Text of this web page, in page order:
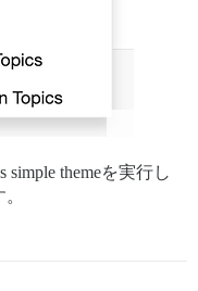
simple themeを実行し